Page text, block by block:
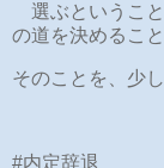
選ぶというこ
の道を決めるこ
そのことを、少
#内定辞退